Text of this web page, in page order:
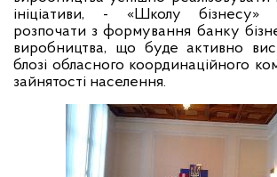
ініціативи, - «Школу бізнесу»
розпочати з формування банку
виробництва, що буде активно
блозі обласного координаційного
зайнятості населення.